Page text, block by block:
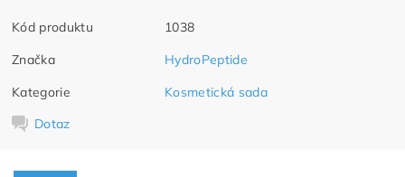
Kód produktu
1038
Značka
HydroPeptide
Kategorie
Kosmetická sada
Dotaz